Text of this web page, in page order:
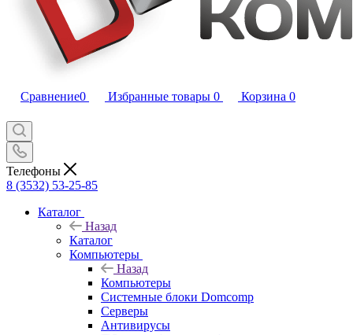
Сравнение0 Избранные товары 0 Корзина 0
Телефоны
8 (3532) 53-25-85
Каталог
Назад
Каталог
Компьютеры
Назад
Компьютеры
Системные блоки Domcomp
Серверы
Антивирусы